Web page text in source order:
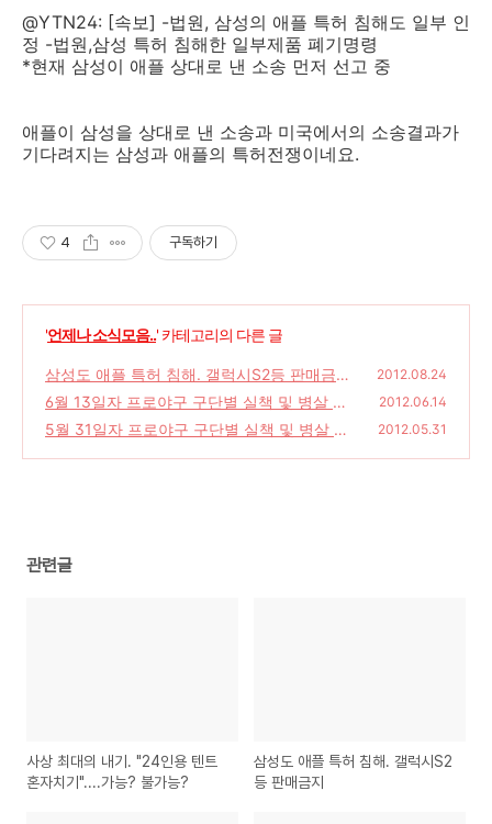
@YTN24: [속보] -법원, 삼성의 애플 특허 침해도 일부 인
정 -법원,삼성 특허 침해한 일부제품 폐기명령
*현재 삼성이 애플 상대로 낸 소송 먼저 선고 중
애플이 삼성을 상대로 낸 소송과 미국에서의 소송결과가
기다려지는 삼성과 애플의 특허전쟁이네요.
4 구독하기
'언제나 소식모음..' 카테고리의 다른 글
삼성도 애플 특허 침해. 갤럭시S2등 판매금지
(0)
2012.08.24
6월 13일자 프로야구 구단별 실책 및 병살 순
위
(0)
2012.06.14
5월 31일자 프로야구 구단별 실책 및 병살 순
2012.05.31
관련글
사상 최대의 내기. "24인용 텐트
혼자치기"....가능? 불가능?
삼성도 애플 특허 침해. 갤럭시S2
등 판매금지